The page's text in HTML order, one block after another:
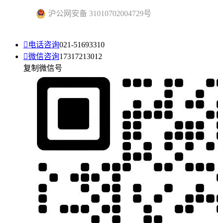
沪公网安备 31010702004729号
 电话咨询021-51693310
微信咨询17317213012
复制微信号